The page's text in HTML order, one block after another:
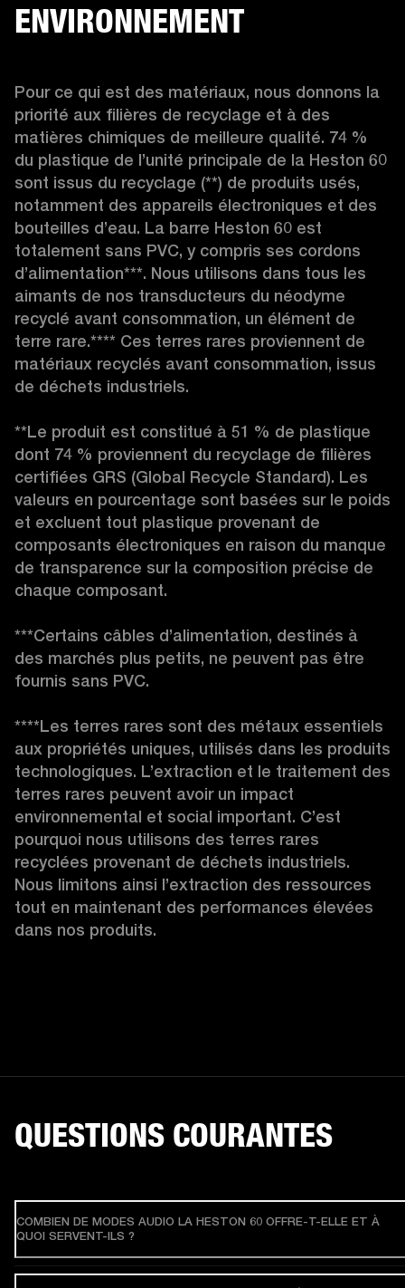
ENVIRONNEMENT
Pour ce qui est des matériaux, nous donnons la
priorité aux filières de recyclage et à des
matières chimiques de meilleure qualité. 74 %
du plastique de l’unité principale de la Heston 60
sont issus du recyclage (**) de produits usés,
notamment des appareils électroniques et des
bouteilles d’eau. La barre Heston 60 est
totalement sans PVC, y compris ses cordons
d’alimentation***. Nous utilisons dans tous les
aimants de nos transducteurs du néodyme
recyclé avant consommation, un élément de
terre rare.**** Ces terres rares proviennent de
matériaux recyclés avant consommation, issus
de déchets industriels.
**Le produit est constitué à 51 % de plastique
dont 74 % proviennent du recyclage de filières
certifiées GRS (Global Recycle Standard). Les
valeurs en pourcentage sont basées sur le poids
et excluent tout plastique provenant de
composants électroniques en raison du manque
de transparence sur la composition précise de
chaque composant.
***Certains câbles d’alimentation, destinés à
des marchés plus petits, ne peuvent pas être
fournis sans PVC.
****Les terres rares sont des métaux essentiels
aux propriétés uniques, utilisés dans les produits
technologiques. L’extraction et le traitement des
terres rares peuvent avoir un impact
environnemental et social important. C’est
pourquoi nous utilisons des terres rares
recyclées provenant de déchets industriels.
Nous limitons ainsi l’extraction des ressources
tout en maintenant des performances élevées
dans nos produits.
QUESTIONS COURANTES
COMBIEN DE MODES AUDIO LA HESTON 60 OFFRE-T-ELLE ET À
QUOI SERVENT-ILS ?